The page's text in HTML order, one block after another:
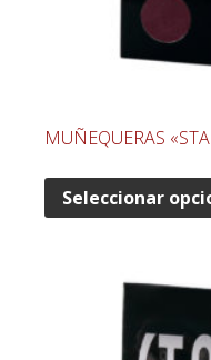
MUÑEQUERAS
Seleccionar